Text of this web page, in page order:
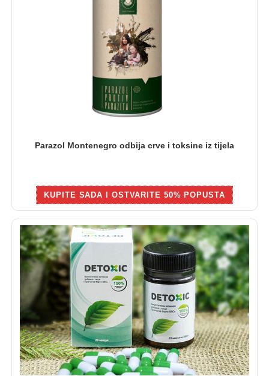
Parazol Montenegro odbija crve i toksine iz tijela
KUPITE SADA I OSTVARITE 50% POPUSTA